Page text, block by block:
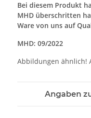
Bei diesem Produkt
MHD überschritten
Ware von uns auf
MHD: 09/2022
Abbildungen ähnlich!
Angaben